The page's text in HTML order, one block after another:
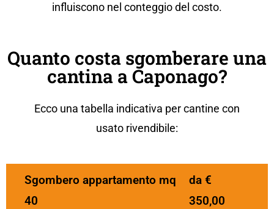
influiscono nel conteggio del costo.
Quanto costa sgomberare una
cantina a Caponago?
Ecco una tabella indicativa per cantine con
usato rivendibile:
Sgombero appartamento mq
40
da €
350,00